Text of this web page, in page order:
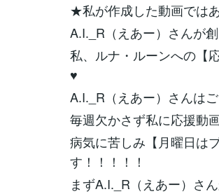
★私が作成した動画ではあ
A.I._R（えあー）さんが
私、ルナ・ルーンへの【
♥
A.I._R（えあー）さんは
毎週欠かさず私に応援動
病気に苦しみ【月曜日は
す！！！！！
まずA.I._R（えあー）さ